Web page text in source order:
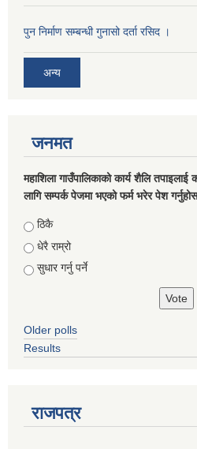
पुन निर्माण सम्बन्धी गुनासो दर्ता रसिद ।
अन्य
जनमत
महाशिला गाउँपालिकाको कार्य शैलि
लागि सम्पर्क पेजमा भएको फर्म भरेर पेश
Choices
ठिकै
धेरै राम्रो
सुधार गर्नु पर्ने
Older polls
Results
राजपत्र